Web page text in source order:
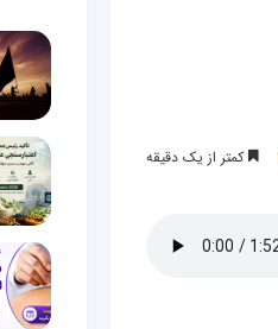
کمتر از یک دقیقه